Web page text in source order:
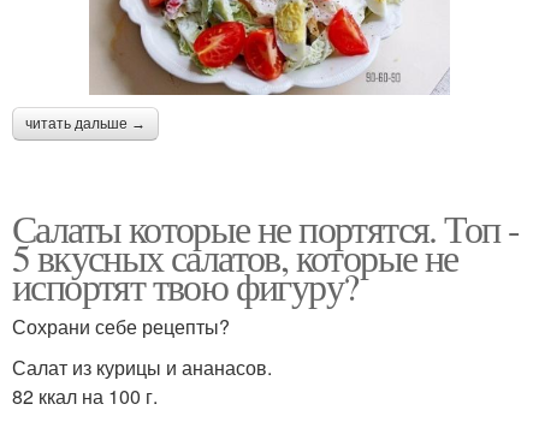
читать дальше →
Салаты которые не портятся. Топ -
5 вкусных салатов, которые не
испортят твою фигуру?
Сохрани себе рецепты?
Салат из курицы и ананасов.
82 ккал на 100 г.